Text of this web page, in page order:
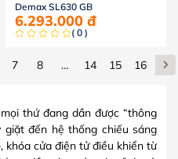
Demax SL630 GB
6.293.000 đ
( 0 )
7 8 … 14 15 16
thứ đang dần được “thông
giặt đến hệ thống chiếu sáng
khóa cửa điện tử điều khiển từ